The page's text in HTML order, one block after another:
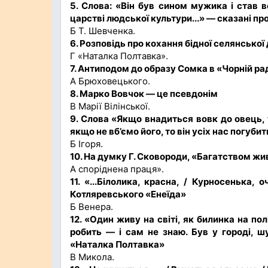
5. Слова: «Він був сином мужика і став
царстві людської культури...» — сказані
Б Т. Шевченка.
6. Розповідь про кохання бідної
Г «Наталка Полтавка».
7. Антиподом до образу Сомка в «Чорній
А Брюховецького.
8. Марко Вовчок — це псевдонім
В Марії Вілінської.
9. Слова «Якщо внадиться вовк до овець,
якщо не вб’ємо його, то він усіх нас
Б Ігоря.
10. На думку Г. Сковороди, «Багатством
А споріднена праця».
11. «...Білолика, красна, / Курносенька,
Котляревського «Енеїда»
Б Венера.
12. «Один живу на світі, як билинка на
робить — і сам не знаю. Був у городі,
«Наталка Полтавка»
В Микола.